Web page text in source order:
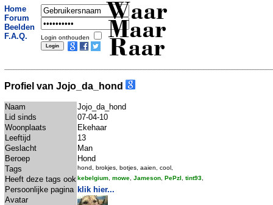
Home
Forum
Beelden
F.A.Q.
Login onthouden
Waar
Maar
Raar
Profiel van Jojo_da_hond
Naam
Jojo_da_hond
Lid sinds
07-04-10
Woonplaats
Ekehaar
Leeftijd
13
Geslacht
Man
Beroep
Hond
Tags
hond, brokjes, botjes, aaien, cool,
Heeft deze tags ook kebelgium mowe Jameson PePzI tint93
Persoonlijke pagina klik hier...
Avatar